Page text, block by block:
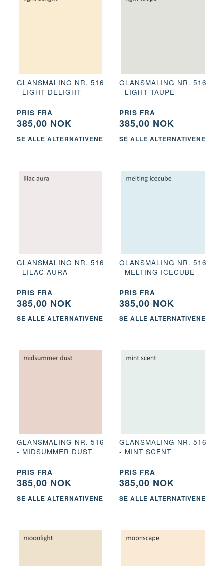
GLANSMALING NR. 516
- LIGHT DELIGHT
PRIS FRA
385,00 NOK
SE ALLE ALTERNATIVENE
GLANSMALING NR. 516
- LIGHT TAUPE
PRIS FRA
385,00 NOK
SE ALLE ALTERNATIVENE
GLANSMALING NR. 516
- LILAC AURA
PRIS FRA
385,00 NOK
SE ALLE ALTERNATIVENE
GLANSMALING NR. 516
- MELTING ICECUBE
PRIS FRA
385,00 NOK
SE ALLE ALTERNATIVENE
GLANSMALING NR. 516
- MIDSUMMER DUST
PRIS FRA
385,00 NOK
SE ALLE ALTERNATIVENE
GLANSMALING NR. 516
- MINT SCENT
PRIS FRA
385,00 NOK
SE ALLE ALTERNATIVENE